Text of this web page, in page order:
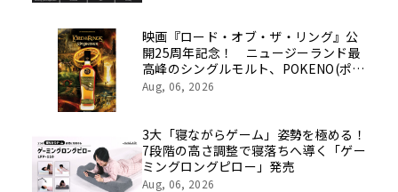
映画『ロード・オブ・ザ・リング』公
開25周年記念！ ニュージーランド最
高峰のシングルモルト、POKENO(ポケ
ノ)より 数量限定ウイスキー「リング
Aug, 06, 2026
3大「寝ながらゲーム」姿勢を極める！
7段階の高さ調整で寝落ちへ導く「ゲー
ミングロングピロー」発売
Aug, 06, 2026